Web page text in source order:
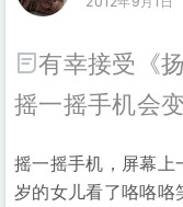
有幸接受《
摇一摇手机会
摇一摇手机，屏幕上
岁的女儿看了咯咯